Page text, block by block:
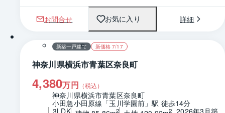
お問合せ お気に入り 詳細
1 / 0 間取り
新築一戸建て 新価格 7/17
神奈川県横浜市青葉区奈良町
4,380万円 （税込）
神奈川県横浜市青葉区奈良町
小田急小田原線「玉川学園前」駅 徒歩14分
3LDK
2 2 2026年3月築